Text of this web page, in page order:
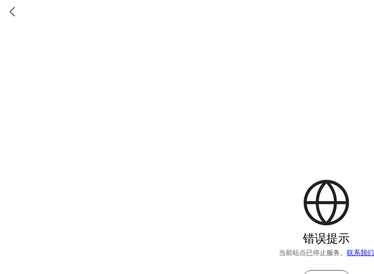
错误提示
当前站点已停止服务。 联系我们